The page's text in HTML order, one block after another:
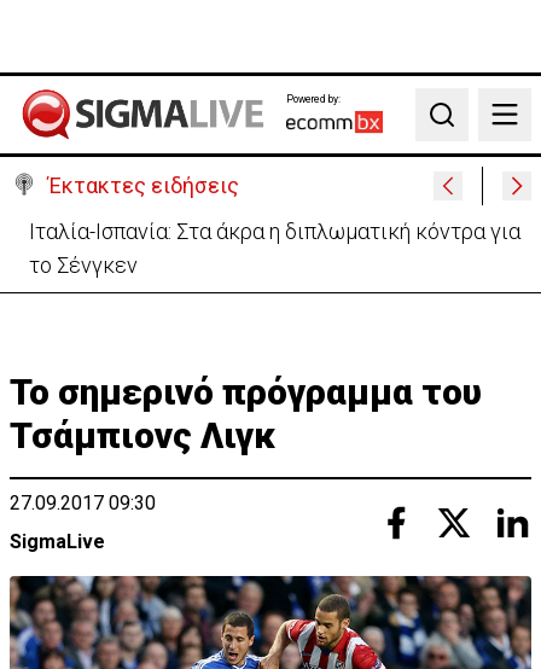
Powered by:
Search
Έκτακτες ειδήσεις
Ιταλία-Ισπανία: Στα άκρα η διπλωματική κόντρα για
το Σένγκεν
Το σημερινό πρόγραμμα του
Τσάμπιονς Λιγκ
27.09.2017 09:30
SigmaLive